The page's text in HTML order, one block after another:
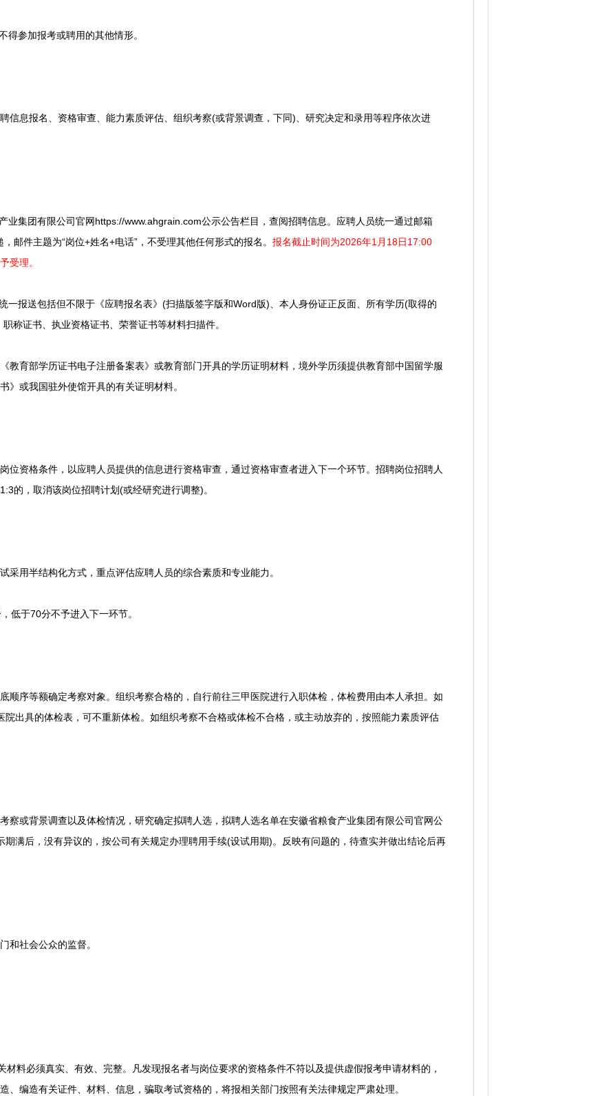
参加报考或聘用的其他情形。
息报名、资格审查、能力素质评估、组织考察(或背景调查，下同)、研究决定和录用等程序依次进
集团有限公司官网https://www.ahgrain.com公示公告栏目，查阅招聘信息。应聘人员统一通过邮箱
邮件主题为“岗位+姓名+电话”，不受理其他任何形式的报名。 报名截止时间为2026年1月18日17:00
受理。
报送包括但不限于《应聘报名表》(扫描版签字版和Word版)、本人身份证正反面、所有学历(取得的
称证书、执业资格证书、荣誉证书等材料扫描件。
育部学历证书电子注册备案表》或教育部门开具的学历证明材料，境外学历须提供教育部中国留学服
》或我国驻外使馆开具的有关证明材料。
资格条件，以应聘人员提供的信息进行资格审查，通过资格审查者进入下一个环节。招聘岗位招聘人
的，取消该岗位招聘计划(或经研究进行调整)。
用半结构化方式，重点评估应聘人员的综合素质和专业能力。
于70分不予进入下一环节。
序等额确定考察对象。组织考察合格的，自行前往三甲医院进行入职体检，体检费用由本人承担。如
院出具的体检表，可不重新体检。如组织考察不合格或体检不合格，或主动放弃的，按照能力素质评估
或背景调查以及体检情况，研究确定拟聘人选，拟聘人选名单在安徽省粮食产业集团有限公司官网公
期满后，没有异议的，按公司有关规定办理聘用手续(设试用期)。反映有问题的，待查实并做出结论后再
社会公众的监督。
必须真实、有效、完整。凡发现报名者与岗位要求的资格条件不符以及提供虚假报考申请材料的，
、编造有关证件、材料、信息，骗取考试资格的，将报相关部门按照有关法律规定严肃处理。